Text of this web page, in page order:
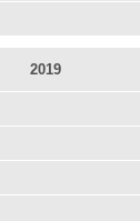
2019